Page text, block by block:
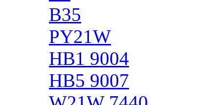
B35
PY21W
HB1 9004
HB5 9007